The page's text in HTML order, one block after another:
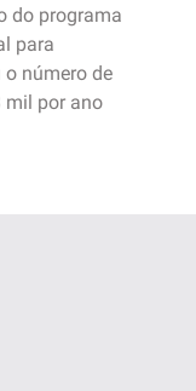
do programa
para
número de
mil por ano